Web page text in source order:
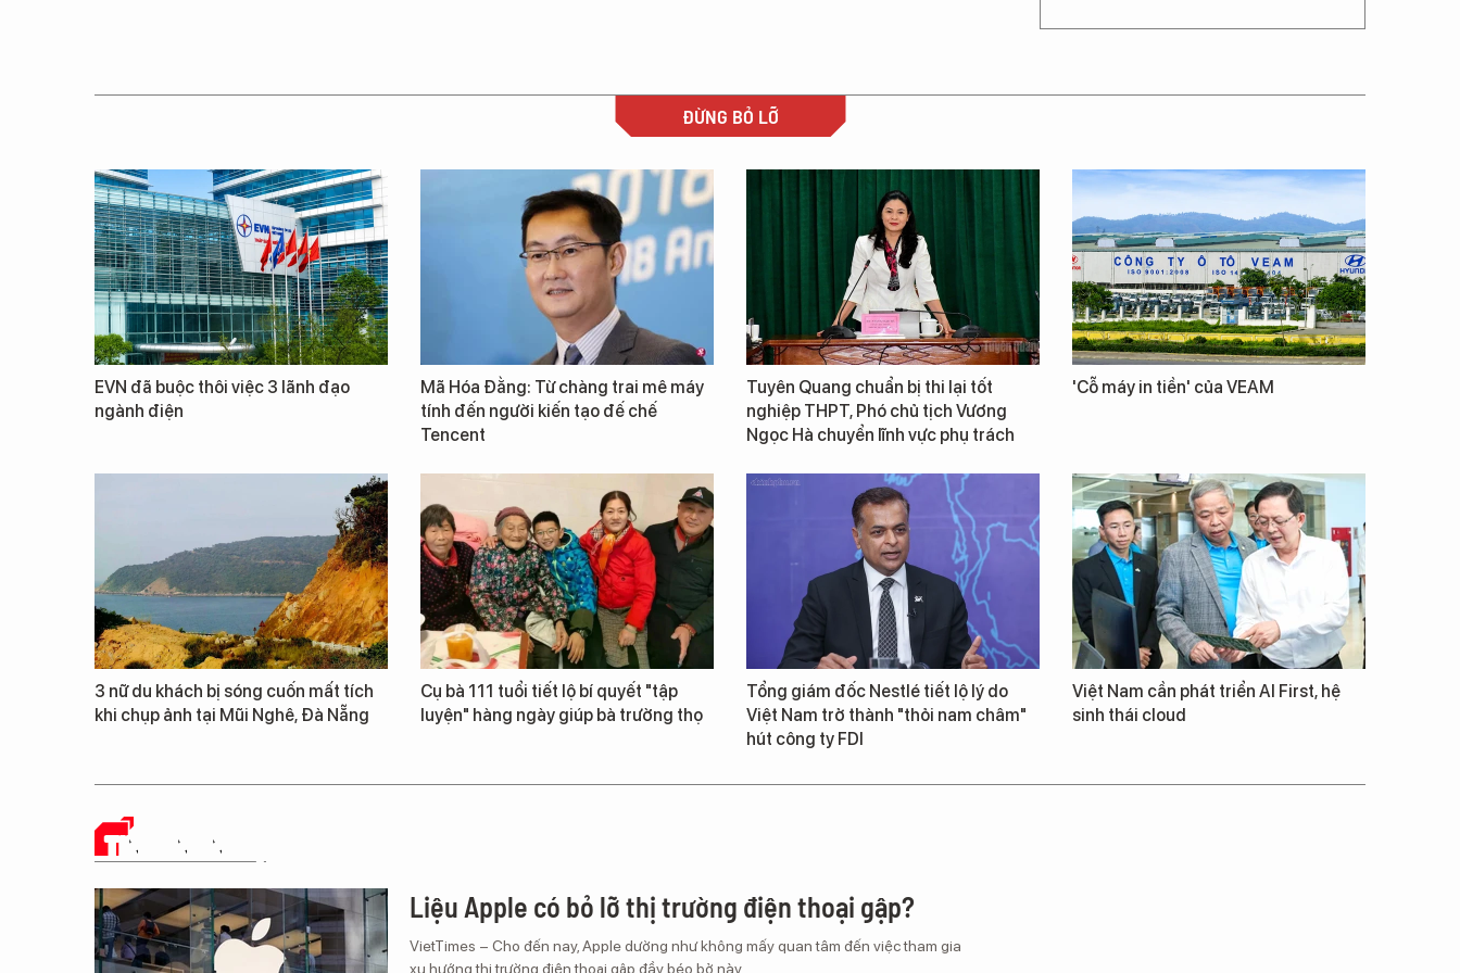
ĐỪNG BỎ LỠ
EVN đã buộc thôi việc 3 lãnh đạo
ngành điện
Mã Hóa Đằng: Từ chàng trai mê máy
tính đến người kiến tạo đế chế
Tencent
Tuyên Quang chuẩn bị thi lại tốt
nghiệp THPT, Phó chủ tịch Vương
Ngọc Hà chuyển lĩnh vực phụ trách
'Cỗ máy in tiền' của VEAM
3 nữ du khách bị sóng cuốn mất tích
khi chụp ảnh tại Mũi Nghê, Đà Nẵng
Cụ bà 111 tuổi tiết lộ bí quyết "tập
luyện" hàng ngày giúp bà trường thọ
Tổng giám đốc Nestlé tiết lộ lý do
Việt Nam trở thành "thỏi nam châm"
hút công ty FDI
Việt Nam cần phát triển AI First, hệ
sinh thái cloud
TIN CÔNG NGHỆ
Liệu Apple có bỏ lỡ thị trường điện thoại gập?
VietTimes – Cho đến nay, Apple dường như không mấy quan tâm đến việc tham gia
xu hướng thị trường điện thoại gập đầy béo bở này.